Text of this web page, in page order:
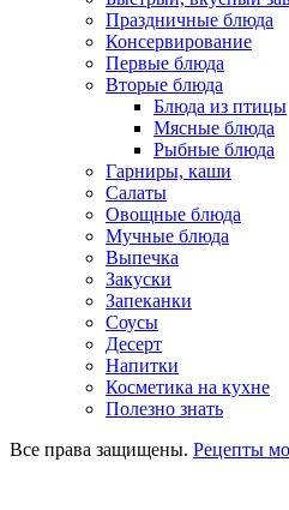
Праздничные блюда
Консервирование
Первые блюда
Вторые блюда
Блюда из птицы
Мясные блюда
Рыбные блюда
Гарниры, каши
Салаты
Овощные блюда
Мучные блюда
Выпечка
Закуски
Запеканки
Соусы
Десерт
Напитки
Косметика на кухне
Полезно знать
Все права защищены. Рецепты